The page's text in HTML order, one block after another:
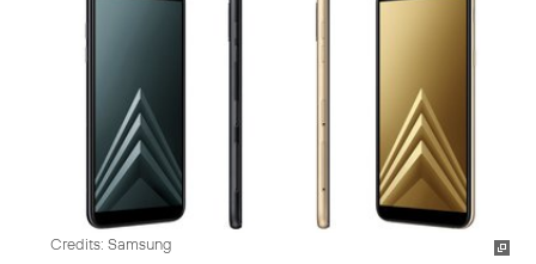
Credits: Samsung